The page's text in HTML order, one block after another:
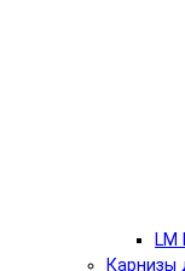
LM
Карнизы